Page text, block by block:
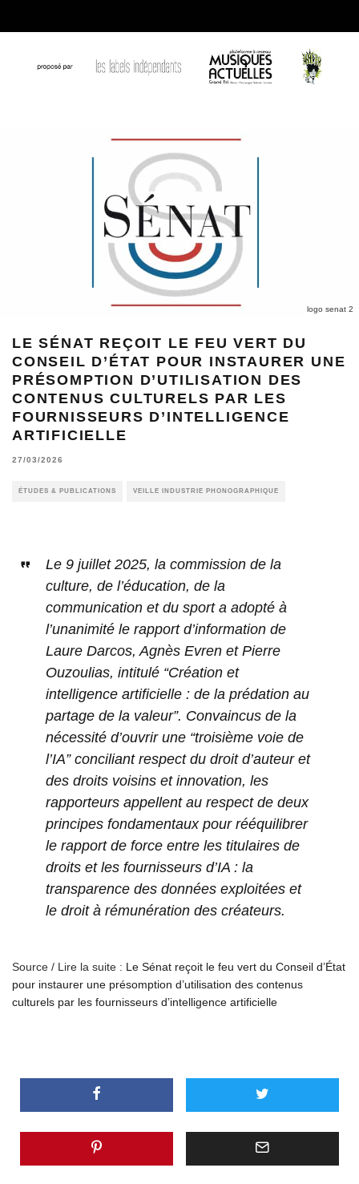
logo senat 2
LE SÉNAT REÇOIT LE FEU VERT DU
CONSEIL D’ÉTAT POUR INSTAURER UNE
PRÉSOMPTION D’UTILISATION DES
CONTENUS CULTURELS PAR LES
FOURNISSEURS D’INTELLIGENCE
ARTIFICIELLE
27/03/2026
ÉTUDES & PUBLICATIONS VEILLE INDUSTRIE PHONOGRAPHIQUE
Le 9 juillet 2025, la commission de la
culture, de l’éducation, de la
communication et du sport a adopté à
l’unanimité le rapport d’information de
Laure Darcos, Agnès Evren et Pierre
Ouzoulias, intitulé “Création et
intelligence artificielle : de la prédation au
partage de la valeur”. Convaincus de la
nécessité d’ouvrir une “troisième voie de
l’IA” conciliant respect du droit d’auteur et
des droits voisins et innovation, les
rapporteurs appellent au respect de deux
principes fondamentaux pour rééquilibrer
le rapport de force entre les titulaires de
droits et les fournisseurs d’IA : la
transparence des données exploitées et
le droit à rémunération des créateurs.
Source / Lire la suite : Le Sénat reçoit le feu vert du Conseil d’État
pour instaurer une présomption d’utilisation des contenus
culturels par les fournisseurs d’intelligence artificielle